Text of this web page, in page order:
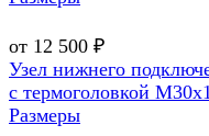
от 12 500 ₽
Узел нижнего
с термоголовкой
Размеры